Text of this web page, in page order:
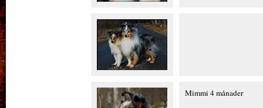
Mimmi 4 månader